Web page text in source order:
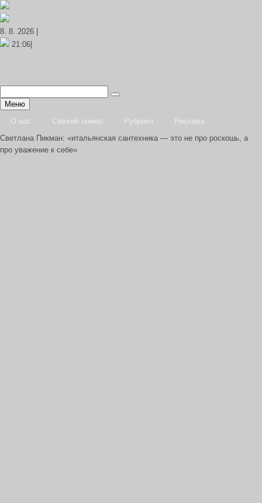
8. 8. 2026 |
21:06|
Меню
О нас
Свежий номер Рубрики
Реклама
Светлана Пикман: «итальянская сантехника — это не про роскошь, а
про уважение к себе»